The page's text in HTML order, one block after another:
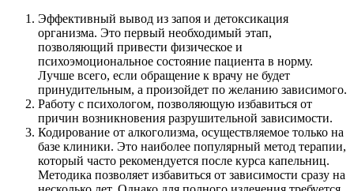
Эффективный вывод из запоя и детоксикация
организма. Это первый необходимый этап,
позволяющий привести физическое и
психоэмоциональное состояние пациента в норму.
Лучше всего, если обращение к врачу не будет
принудительным, а произойдет по желанию зависимого.
Работу с психологом, позволяющую избавиться от
причин возникновения разрушительной зависимости.
Кодирование от алкоголизма, осуществляемое только на
базе клиники. Это наиболее популярный метод терапии,
который часто рекомендуется после курса капельниц.
Методика позволяет избавиться от зависимости сразу на